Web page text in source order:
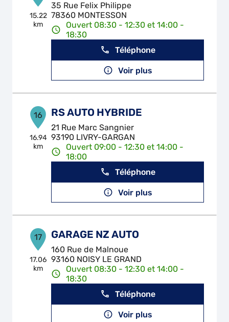
15.22
km
35 Rue Felix Philippe
78360 MONTESSON
Ouvert 08:30 - 12:30 et 14:00 -
18:30
Téléphone
Voir plus
16
16.94
km
RS AUTO HYBRIDE
21 Rue Marc Sangnier
93190 LIVRY-GARGAN
Ouvert 09:00 - 12:30 et 14:00 -
18:00
Téléphone
Voir plus
17
17.06
km
GARAGE NZ AUTO
160 Rue de Malnoue
93160 NOISY LE GRAND
Ouvert 08:30 - 12:30 et 14:00 -
18:30
Téléphone
Voir plus